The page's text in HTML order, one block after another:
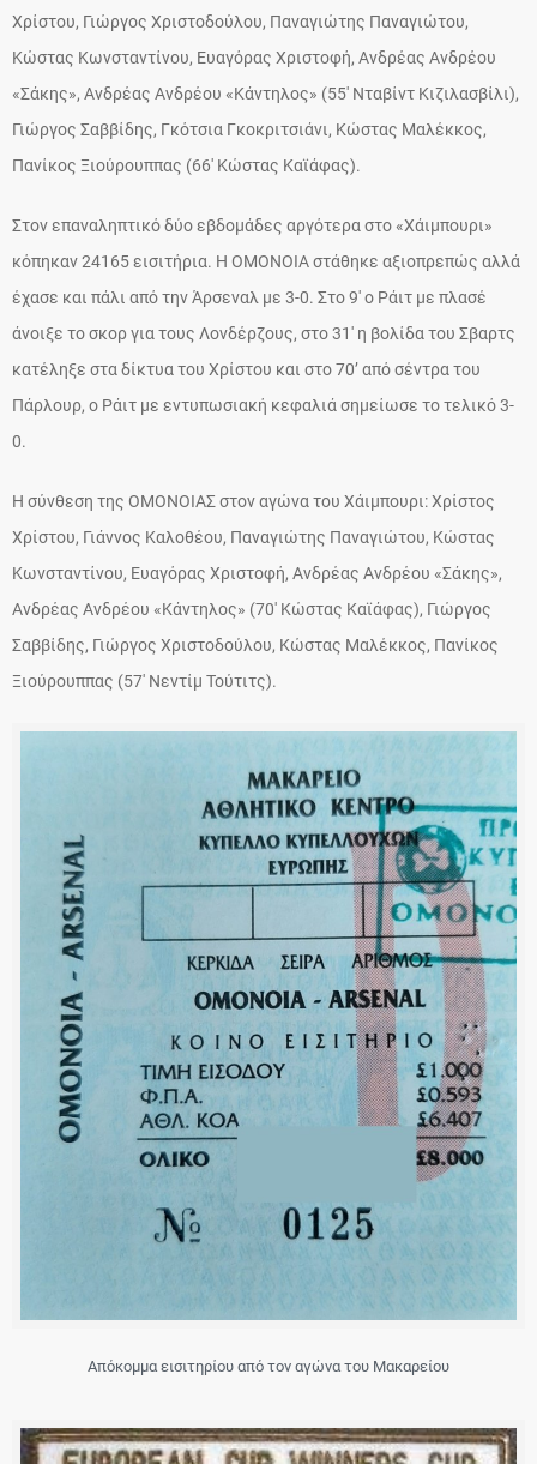
Χρίστου, Γιώργος Χριστοδούλου, Παναγιώτης Παναγιώτου,
Κώστας Κωνσταντίνου, Ευαγόρας Χριστοφή, Ανδρέας Ανδρέου
«Σάκης», Ανδρέας Ανδρέου «Κάντηλος» (55′ Νταβίντ Κιζιλασβίλι),
Γιώργος Σαββίδης, Γκότσια Γκοκριτσιάνι, Κώστας Μαλέκκος,
Πανίκος Ξιούρουππας (66′ Κώστας Καϊάφας).
Στον επαναληπτικό δύο εβδομάδες αργότερα στο «Χάιμπουρι»
κόπηκαν 24165 εισιτήρια. Η ΟΜΟΝΟΙΑ στάθηκε αξιοπρεπώς αλλά
έχασε και πάλι από την Άρσεναλ με 3-0. Στο 9′ ο Ράιτ με πλασέ
άνοιξε το σκορ για τους Λονδέρζους, στο 31′ η βολίδα του Σβαρτς
κατέληξε στα δίκτυα του Χρίστου και στο 70’ από σέντρα του
Πάρλουρ, ο Ράιτ με εντυπωσιακή κεφαλιά σημείωσε το τελικό 3-
0.
Η σύνθεση της ΟΜΟΝΟΙΑΣ στον αγώνα του Χάιμπουρι: Χρίστος
Χρίστου, Γιάννος Καλοθέου, Παναγιώτης Παναγιώτου, Κώστας
Κωνσταντίνου, Ευαγόρας Χριστοφή, Ανδρέας Ανδρέου «Σάκης»,
Ανδρέας Ανδρέου «Κάντηλος» (70′ Κώστας Καϊάφας), Γιώργος
Σαββίδης, Γιώργος Χριστοδούλου, Κώστας Μαλέκκος, Πανίκος
Ξιούρουππας (57′ Νεντίμ Τούτιτς).
Απόκομμα εισιτηρίου από τον αγώνα του Μακαρείου